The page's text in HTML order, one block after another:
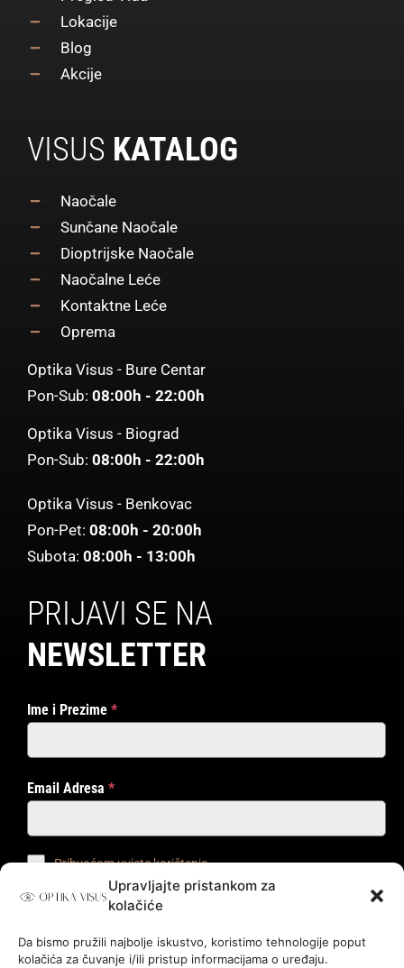
Upravljajte pristankom za
kolačiće
Da bismo pružili najbolje iskustvo, koristimo tehnologije poput
kolačića za čuvanje i/ili pristup informacijama o uređaju.
Lokacije
Blog
Akcije
VISUS KATALOG
Naočale
Sunčane Naočale
Dioptrijske Naočale
Naočalne Leće
Kontaktne Leće
Oprema
Optika Visus - Bure Centar
Pon-Sub: 08:00h - 22:00h
Optika Visus - Biograd
Pon-Sub: 08:00h - 22:00h
Optika Visus - Benkovac
Pon-Pet: 08:00h - 20:00h
Subota: 08:00h - 13:00h
PRIJAVI SE NA
NEWSLETTER
Ime i Prezime *
Email Adresa *
Prihvaćam uvjete korištenja